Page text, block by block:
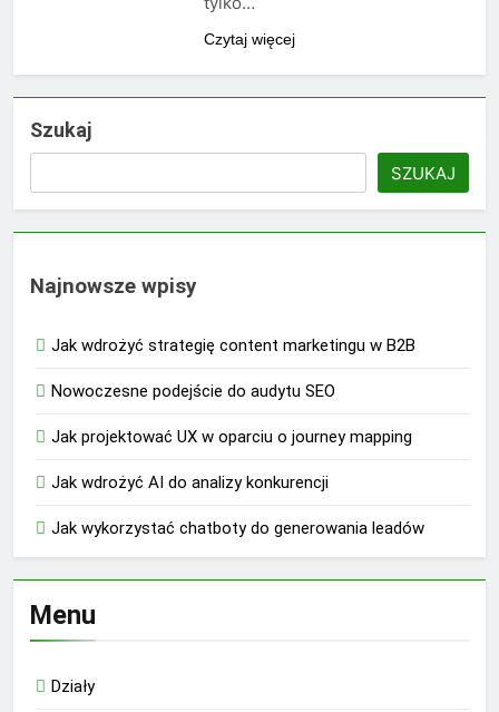
Czytaj więcej
Szukaj
SZUKAJ
Najnowsze wpisy
Jak wdrożyć strategię content marketingu w B2B
Nowoczesne podejście do audytu SEO
Jak projektować UX w oparciu o journey mapping
Jak wdrożyć AI do analizy konkurencji
Jak wykorzystać chatboty do generowania leadów
Menu
Działy